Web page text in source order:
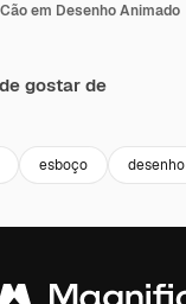
em Desenho Animado
gostar de
esboço desenho